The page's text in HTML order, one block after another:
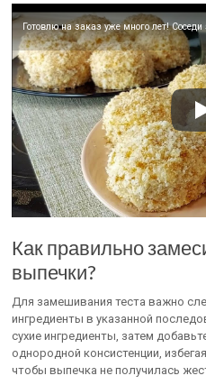
Как правильно
выпечки?
Для замешивания теста важно
ингредиенты в указанной
сухие ингредиенты, затем
однородной консистенции,
чтобы выпечка не получилась